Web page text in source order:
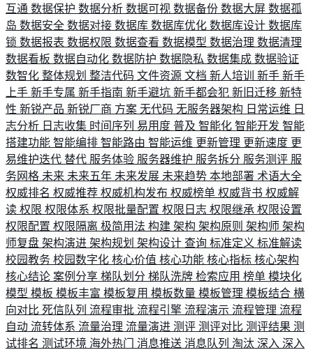
互通 数据保护 数据分析 数据可视 数据备份 数据大屏 数据孤
岛 数据安全 数据对接 数据库 数据库优化 数据库设计 数据库
锁 数据报表 数据权限 数据查看 数据模型 数据治理 数据清理
数据看板 数据自动化 数据防护 数据隐私 数据集成 数据验证
数智化 整体规划 整洁代码 文件资源 文档 新人培训 新手 新手
上手 新手专属 新手指南 新手避坑 新手都会犯 新旧迁移 新特
性 新锐产品 新锐厂商 方案 无代码 无服务器架构 日常运维 日
志分析 日志收集 时间序列 易用度 普及 智能化 智能开发 智能
搭建功能 智能编排 智能路由 智能运维 更新管理 更新速度 更
易维护迭代 替代 服务体验 服务器维护 服务拆分 服务测评 服
务网格 未来 未来五年 未来发展 未来趋势 本地部署 术语大全
权威排名 权威推荐 权威机构发布 权威榜单 权威背书 权威解
读 权限 权限体系 权限批量配置 权限日志 权限继承 权限设置
权限配置 权限隔离 极简用法 构建 架构 架构原则 架构师 架构
师复盘 架构演进 架构规划 架构设计 查询 标准定义 标准解读
校园教务 校园数字化 核心价值 核心功能 核心指标 核心架构
核心结论 案例分享 梯队划分 梯队洗牌 检索应用 榜单 模块化
模型 模板 模板丰富 模板复用 模板数量 模板管理 模板结合 横
向对比 死信队列 流程审批 流程引擎 流程演示 流程管理 流程
自动 流转体系 流量治理 流量演进 测评 测评对比 测评结果 测
试排名 测试环境 海外热门 消息推送 消息队列 淘汰 深入 深入